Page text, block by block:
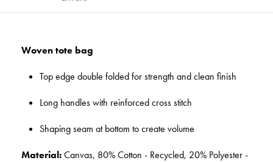
Woven tote bag
Top edge double folded for strength and clean finish
Long handles with reinforced cross stitch
Shaping seam at bottom to create volume
Material:Canvas, 80% Cotton - Recycled, 20% Polyester -